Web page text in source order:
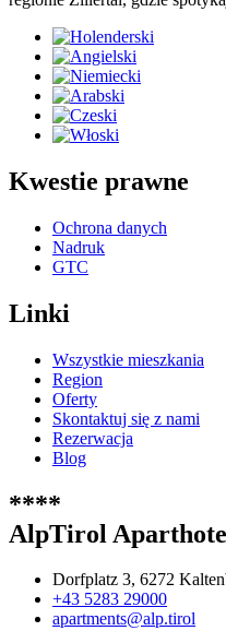
Kwestie prawne
Ochrona danych
Nadruk
GTC
Linki
Wszystkie mieszkania
Region
Oferty
Skontaktuj się z nami
Rezerwacja
Blog
****
AlpTirol
Dorfplatz 3, 6272
+43 5283 29000
apartments@alp.tirol